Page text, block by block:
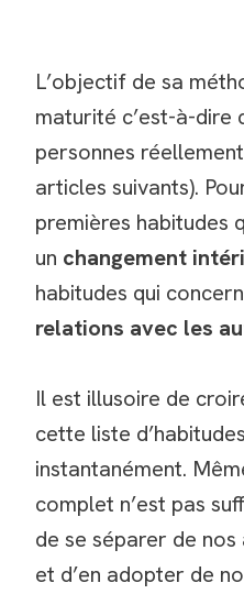
L’objectif de sa
maturité c’est-à-dire
personnes
articles suivants).
premières habitudes
un changement
habitudes qui
relations avec les
Il est illusoire de
cette liste
instantanément.
complet n’est pas
de se séparer de nos
et d’en adopter de